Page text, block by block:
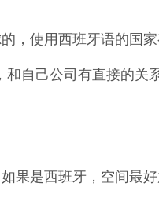
，使用西班牙语的国
自己公司有直接的关
果是西班牙，空间最